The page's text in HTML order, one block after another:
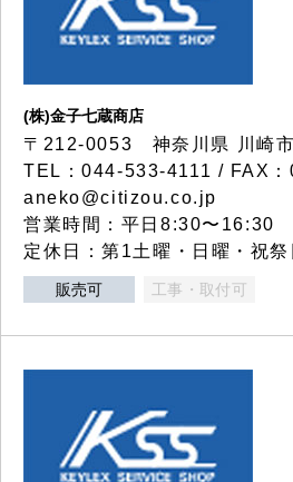
(株)金子七蔵商店
〒212-0053 神奈川県 川崎
TEL：044-533-4111 / FAX
aneko@citizou.co.jp
営業時間：平日8:30〜16:30
定休日：第1土曜・日曜・祝祭
販売可 工事・取付可